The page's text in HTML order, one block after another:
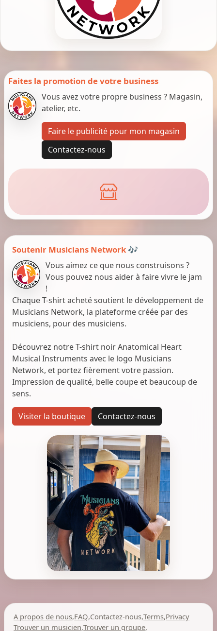
Faites la promotion de votre business
Vous avez votre propre business ? Magasin,
atelier, etc.
Faire le publicité pour mon magasin
Contactez-nous
Soutenir Musicians Network 🎶
Vous aimez ce que nous construisons ?
Vous pouvez nous aider à faire vivre le jam
!
Chaque T-shirt acheté soutient le développement de
Musicians Network, la plateforme créée par des
musiciens, pour des musiciens.
Découvrez notre T-shirt noir Anatomical Heart
Musical Instruments avec le logo Musicians
Network, et portez fièrement votre passion.
Impression de qualité, belle coupe et beaucoup de
sens.
Visiter la boutique Contactez-nous
A propos de nous,FAQ,Contactez-nous,Terms,Privacy
Trouver un musicien,Trouver un groupe,